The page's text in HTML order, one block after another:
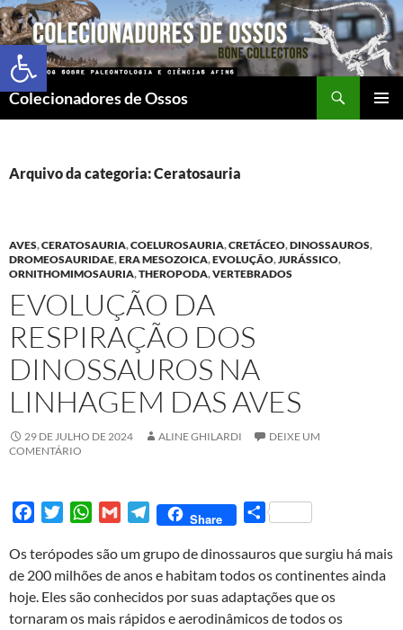
Abrir a barra de ferramentas
Colecionadores de Ossos
Arquivo da categoria: Ceratosauria
AVES,CERATOSAURIA,COELUROSAURIA,CRETÁCEO,DINOSSAUROS,
DROMEOSAURIDAE,ERA MESOZOICA,EVOLUÇÃO,JURÁSSICO,
ORNITHOMIMOSAURIA,THEROPODA,VERTEBRADOS
EVOLUÇÃO DA
RESPIRAÇÃO DOS
DINOSSAUROS NA
LINHAGEM DAS AVES
29 DE JULHO DE 2024 ALINE GHILARDI
DEIXE UM
COMENTÁRIO
c
e
b
o
i
t
t
e
W
a
t
s
A
G
a
i
l
T
l
e
g
r
Share
S
a
r
e
Os terópodes são um grupo de dinossauros que surgiu há mais
de 200 milhões de anos e habitam todos os continentes ainda
hoje. Eles são conhecidos por suas adaptações que os
tornaram os mais rápidos e aerodinâmicos de todos os